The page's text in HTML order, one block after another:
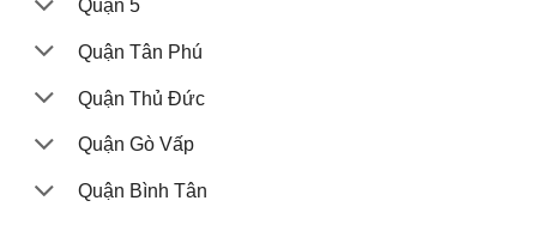
Quận 5
Quận Tân Phú
Quận Thủ Đức
Quận Gò Vấp
Quận Bình Tân